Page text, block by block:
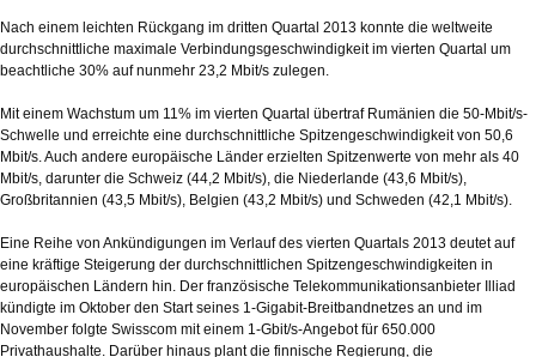
Nach einem leichten Rückgang im dritten Quartal 2013 konnte die weltweite
durchschnittliche maximale Verbindungsgeschwindigkeit im vierten Quartal um
beachtliche 30% auf nunmehr 23,2 Mbit/s zulegen.
Mit einem Wachstum um 11% im vierten Quartal übertraf Rumänien die 50-Mbit/s-
Schwelle und erreichte eine durchschnittliche Spitzengeschwindigkeit von 50,6
Mbit/s. Auch andere europäische Länder erzielten Spitzenwerte von mehr als 40
Mbit/s, darunter die Schweiz (44,2 Mbit/s), die Niederlande (43,6 Mbit/s),
Großbritannien (43,5 Mbit/s), Belgien (43,2 Mbit/s) und Schweden (42,1 Mbit/s).
Eine Reihe von Ankündigungen im Verlauf des vierten Quartals 2013 deutet auf
eine kräftige Steigerung der durchschnittlichen Spitzengeschwindigkeiten in
europäischen Ländern hin. Der französische Telekommunikationsanbieter Illiad
kündigte im Oktober den Start seines 1-Gigabit-Breitbandnetzes an und im
November folgte Swisscom mit einem 1-Gbit/s-Angebot für 650.000
Privathaushalte. Darüber hinaus plant die finnische Regierung, die